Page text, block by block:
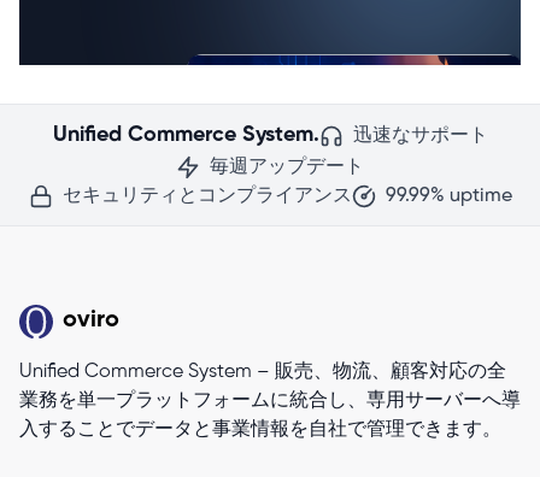
Unified Commerce System.
迅速なサポート
毎週アップデート
セキュリティとコンプライアンス
99.99% uptime
oviro
Unified Commerce System – 販売、物流、顧客対応の全
業務を単一プラットフォームに統合し、専用サーバーへ導
入することでデータと事業情報を自社で管理できます。